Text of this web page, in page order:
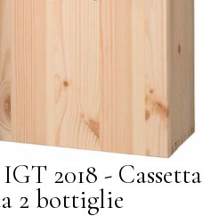
2018 - Cassetta
2 bottiglie